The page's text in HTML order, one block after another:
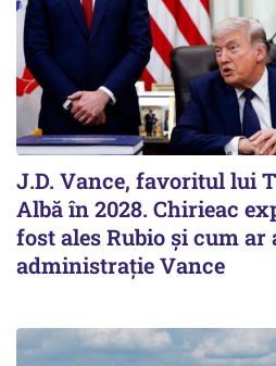
J.D. Vance, favoritul lui
Albă în 2028. Chirieac
fost ales Rubio și cum ar
administrație Vance